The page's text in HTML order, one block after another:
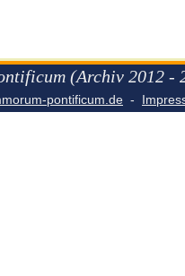
(Archiv 2012 -
pontificum.de -